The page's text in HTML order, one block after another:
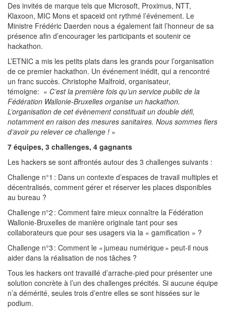
Des invités de marque tels que Microsoft, Proximus, NTT,
Klaxoon, MIC Mons et spaceid ont rythmé l’événement. Le
Ministre Frédéric Daerden nous a également fait l’honneur de sa
présence afin d’encourager les participants et soutenir ce
hackathon.
L’ETNIC a mis les petits plats dans les grands pour l’organisation
de ce premier hackathon. Un événement inédit, qui a rencontré
un franc succès. Christophe Malfroid, organisateur,
témoigne: « C’est la première fois qu’un service public de la
Fédération Wallonie-Bruxelles organise un hackathon.
L’organisation de cet évènement constituait un double défi,
notamment en raison des mesures sanitaires. Nous sommes fiers
d’avoir pu relever ce challenge ! »
7 équipes, 3 challenges, 4 gagnants
Les hackers se sont affrontés autour des 3 challenges suivants :
Challenge n°1 : Dans un contexte d’espaces de travail multiples et
décentralisés, comment gérer et réserver les places disponibles
au bureau ?
Challenge n°2 : Comment faire mieux connaître la Fédération
Wallonie-Bruxelles de manière originale tant pour ses
collaborateurs que pour ses usagers via la « gamification » ?
​​​​​​​Challenge n°3 : Comment le « jumeau numérique » peut-il nous
aider dans la réalisation de nos tâches ?
Tous les hackers ont travaillé d’arrache-pied pour présenter une
solution concrète à l’un des challenges précités. Si aucune équipe
n’a démérité, seules trois d’entre elles se sont hissées sur le
podium.